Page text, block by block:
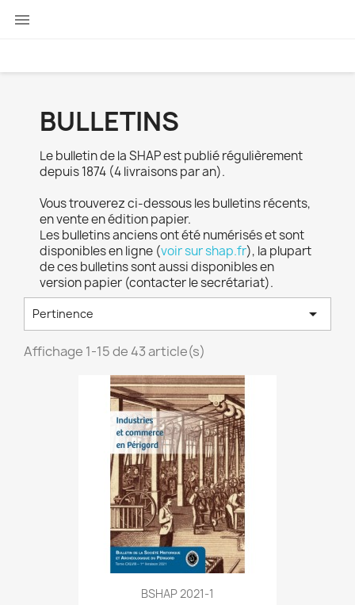

BULLETINS
Le bulletin de la SHAP est publié régulièrement
depuis 1874 (4 livraisons par an).
Vous trouverez ci-dessous les bulletins récents,
en vente en édition papier.
Les bulletins anciens ont été numérisés et sont
disponibles en ligne (voir sur shap.fr), la plupart
de ces bulletins sont aussi disponibles en
version papier (contacter le secrétariat).
Pertinence 
Affichage 1-15 de 43 article(s)
BSHAP 2021-1